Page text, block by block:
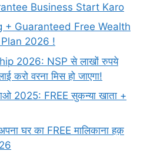
Business Start Karo
+ Guaranteed Free Wealth
Plan 2026 !
2026: NSP से लाखों रुपये
करो वरना मिस हो जाएगा!
2025: FREE सुकन्या खाता +
घर का FREE मालिकाना हक़